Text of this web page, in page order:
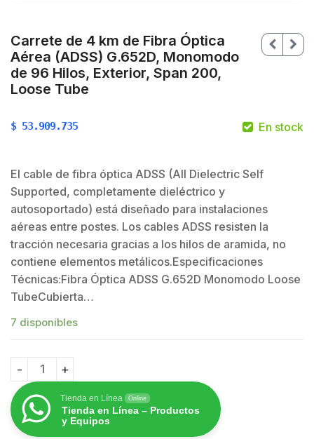
Carrete de 4 km de Fibra Óptica
Aérea (ADSS) G.652D, Monomodo
de 96 Hilos, Exterior, Span 200,
Loose Tube
$
$ 53.909.735 En stock
El cable de fibra óptica ADSS (All Dielectric Self
Supported, completamente dieléctrico y
autosoportado) está diseñado para instalaciones
aéreas entre postes. Los cables ADSS resisten la
tracción necesaria gracias a los hilos de aramida, no
contiene elementos metálicos.Especificaciones
Técnicas:Fibra Óptica ADSS G.652D Monomodo Loose
TubeCubierta…
7 disponibles
Carrete de 4 km de Fibra Óptica Aérea (ADSS)
Tienda en Línea Online
Tienda en Línea – Productos
y Equipos